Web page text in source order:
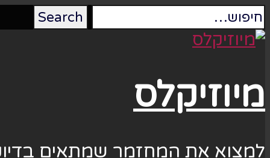
מיוזיקלס
למצוא את המחזמר שמתאים